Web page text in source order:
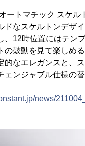
ートマチック スケ
ドなスケルトンデザ
、12時位置にはテン
の鼓動を見て楽しめ
的なエレガンスと、
ェンジャブル仕様の
news/